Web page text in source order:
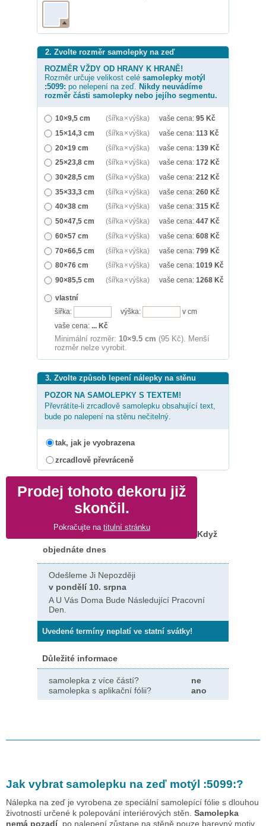
2. Zvolte rozměr samolepky na zeď
ROZMĚR VŽDY OD HRANY K HRANĚ!
Rozměr určuje velikost celé samolepky motýl
:5099: po nelepení na zeď. Nikdy neuvádíme
rozměr části samolepky nebo jejího segmentu.
10×9,5 cm (šířka × výška) vaše cena: 95 Kč
15×14,3 cm
(šířka × výška) vaše cena: 113 Kč
20×19 cm
(šířka × výška) vaše cena: 139 Kč
25×23,8 cm
(šířka × výška) vaše cena: 172 Kč
30×28,5 cm
(šířka × výška) vaše cena: 212 Kč
35×33,3 cm
(šířka × výška) vaše cena: 260 Kč
40×38 cm
(šířka × výška) vaše cena: 315 Kč
50×47,5 cm
(šířka × výška) vaše cena: 447 Kč
60×57 cm
(šířka × výška) vaše cena: 608 Kč
70×66,5 cm
(šířka × výška) vaše cena: 799 Kč
80×76 cm
(šířka × výška) vaše cena: 1019 Kč
90×85,5 cm
(šířka × výška) vaše cena: 1268 Kč
vlastní
šířka:
výška:
v cm
vaše cena:
Kč
Minimální rozměr: 10×9.5 cm (95 Kč). Menší
rozměr nelze vyrobit.
3. Zvolte způsob lepení nálepky na stěnu
POZOR NA SAMOLEPKY S TEXTEM!
Převrátíte-li zrcadlově samolepku obsahující text,
bude po nalepení na stěnu nečitelný.
tak, jak je vyobrazena
zrcadlově převráceně
Prodej tohoto dekoru již
skončil.
Pokračujte na titulní stránku
Když
objednáte dnes
Odešleme Ji Nepozději
v pondělí 10. srpna
A U Vás Doma Bude Následující Pracovní
Den.
Uvedené termíny neplatí ve statní svátky!
Důležité informace
samolepka z více částí?
ne
samolepka s aplikační fólii?
ano
Jak vybrat samolepku na zeď motýl :5099:?
Nálepka na zeď je vyrobena ze speciální samolepící fólie s dlouhou
životností určené k polepování interiérových stěn. Samolepka
nemá pozadí, po nalepení zůstane na stěně pouze barevný motiv.